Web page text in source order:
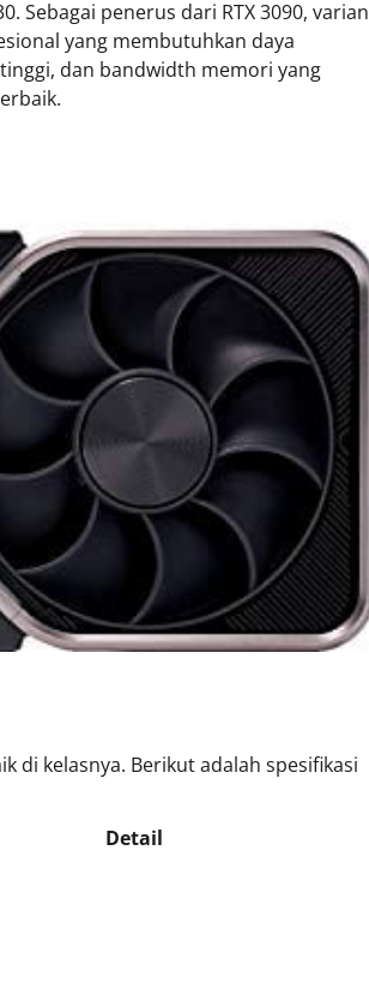
Sebagai penerus dari RTX 3090, varian
yang membutuhkan daya
dan bandwidth memori yang
di kelasnya. Berikut adalah spesifikasi
Detail